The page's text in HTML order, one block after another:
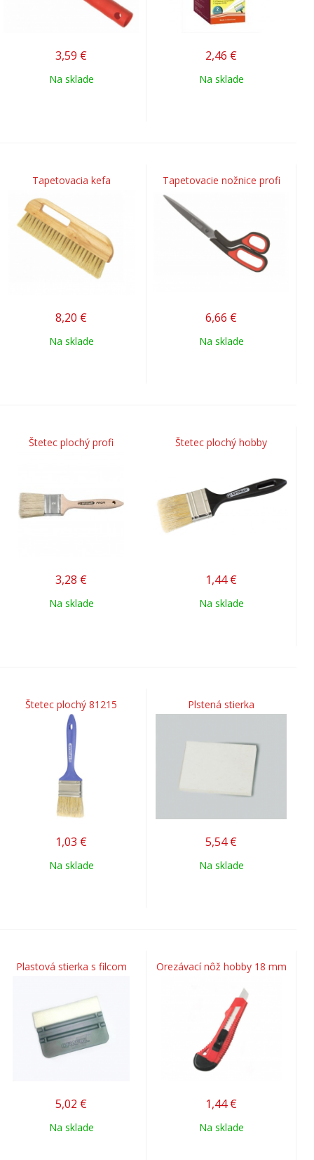
3,59 €
Na sklade
2,46 €
Na sklade
Tapetovacia kefa
8,20 €
Na sklade
Tapetovacie nožnice profi
6,66 €
Na sklade
Štetec plochý profi
3,28 €
Na sklade
Štetec plochý hobby
1,44 €
Na sklade
Štetec plochý 81215
1,03 €
Na sklade
Plstená stierka
5,54 €
Na sklade
Plastová stierka s filcom
5,02 €
Na sklade
Orezávací nôž hobby 18 mm
1,44 €
Na sklade